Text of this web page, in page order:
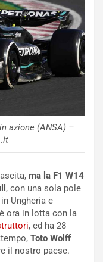
azione (ANSA) –
ma la F1 W14
, con una sola pole
in Ungheria e
ora in lotta con la
, ed ha 28
Toto Wolff
il nostro paese.